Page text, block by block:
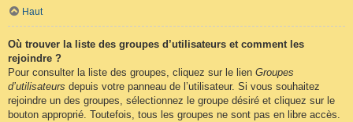
Haut
Où trouver la liste des groupes d’utilisateurs et comment les
rejoindre ?
Pour consulter la liste des groupes, cliquez sur le lien Groupes
d’utilisateurs depuis votre panneau de l’utilisateur. Si vous souhaitez
rejoindre un des groupes, sélectionnez le groupe désiré et cliquez sur le
bouton approprié. Toutefois, tous les groupes ne sont pas en libre accès.